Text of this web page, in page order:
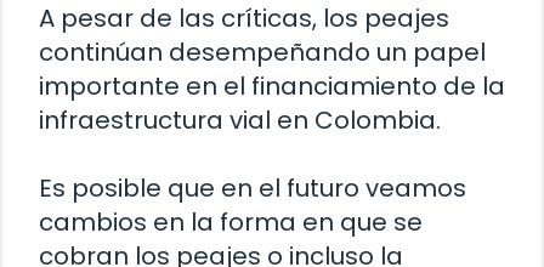
A pesar de las críticas, los peajes
continúan desempeñando un papel
importante en el financiamiento de la
infraestructura vial en Colombia.
Es posible que en el futuro veamos
cambios en la forma en que se
cobran los peajes o incluso la